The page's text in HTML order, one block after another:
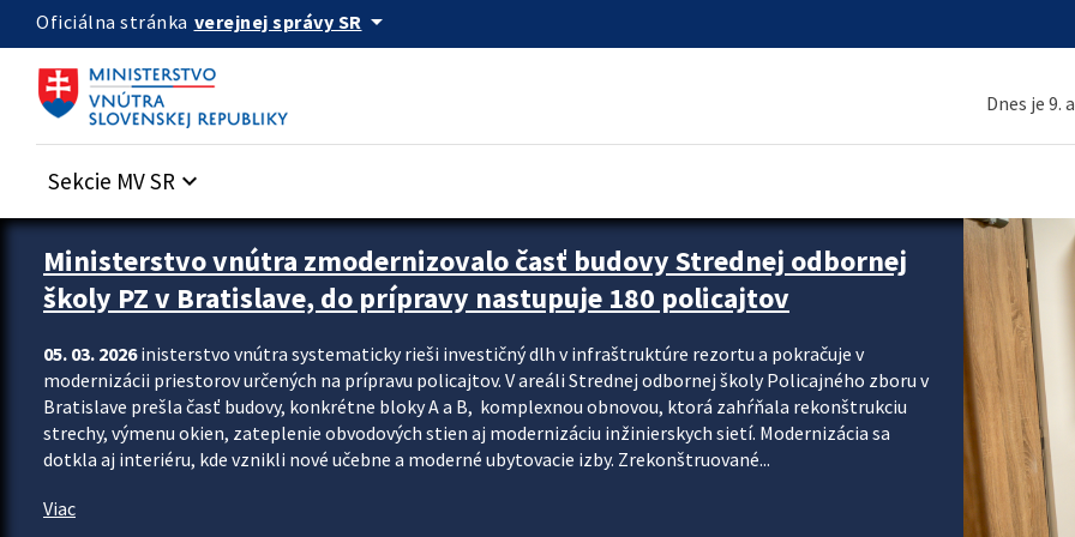
Preskocit na hlavný obsah
Oficiálna stránka verejnej správy SR arrow_drop_down
Dnes je 9.
Sekcie MV SR keyboard_arrow_down
Ministerstvo vnútra zmodernizovalo časť budovy Strednej odbornej
školy PZ v Bratislave, do prípravy nastupuje 180 policajtov
05. 03. 2026inisterstvo vnútra systematicky rieši investičný dlh v infraštruktúre rezortu a pokračuje v
modernizácii priestorov určených na prípravu policajtov. V areáli Strednej odbornej školy Policajného zboru v
Bratislave prešla časť budovy, konkrétne bloky A a B, komplexnou obnovou, ktorá zahŕňala rekonštrukciu
strechy, výmenu okien, zateplenie obvodových stien aj modernizáciu inžinierskych sietí. Modernizácia sa
dotkla aj interiéru, kde vznikli nové učebne a moderné ubytovacie izby. Zrekonštruované...
Viac